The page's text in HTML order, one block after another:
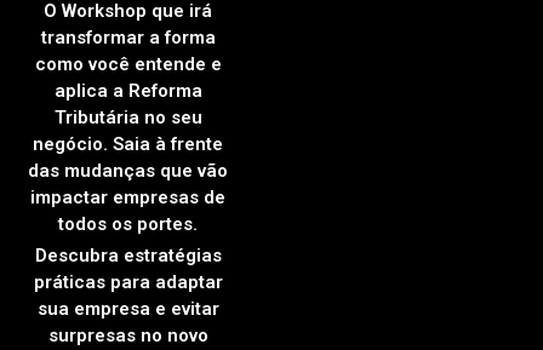
O Workshop que irá
transformar a forma
como você entende e
aplica a Reforma
Tributária no seu
negócio. Saia à frente
das mudanças que vão
impactar empresas de
todos os portes.
Descubra estratégias
práticas para adaptar
sua empresa e evitar
surpresas no novo